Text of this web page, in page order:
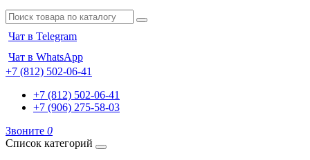
Чат в Telegram
Чат в WhatsApp
+7 (812) 502-06-41
+7 (812) 502-06-41
+7 (906) 275-58-03
Звоните 0
Список категорий